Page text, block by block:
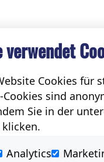
Social
verwendet
Cookies für
sind
Sie in der
klicken.
Analytics